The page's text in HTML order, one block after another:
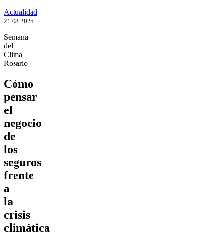
Actualidad
21.08.2025
Semana
del
Clima
Rosario
Cómo
pensar
el
negocio
de
los
seguros
frente
a
la
crisis
climática